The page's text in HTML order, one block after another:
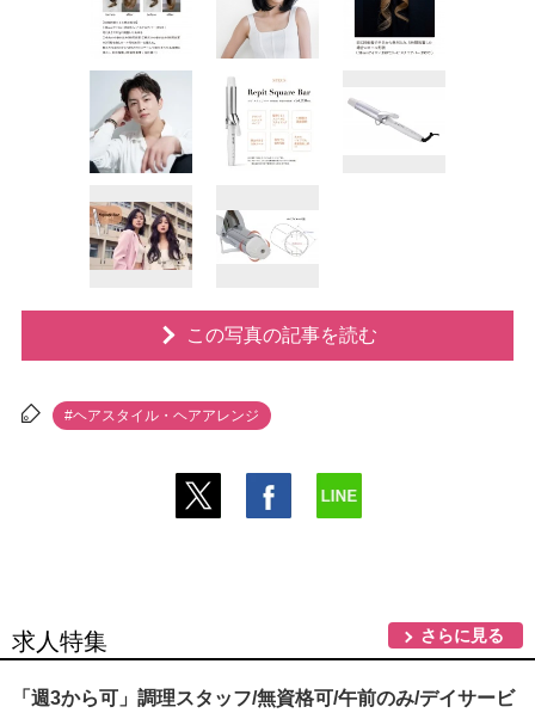
この写真の記事を読む
#ヘアスタイル・ヘアアレンジ
求人特集 さらに見る
「週3から可」調理スタッフ/無資格可/午前のみ/デイサービ